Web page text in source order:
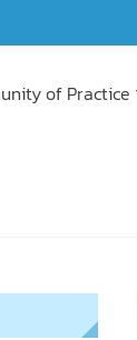
of Practice